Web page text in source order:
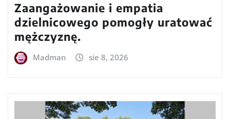
Zaangażowanie i empatia
dzielnicowego pomogły uratować
mężczyznę.
Madman sie 8, 2026